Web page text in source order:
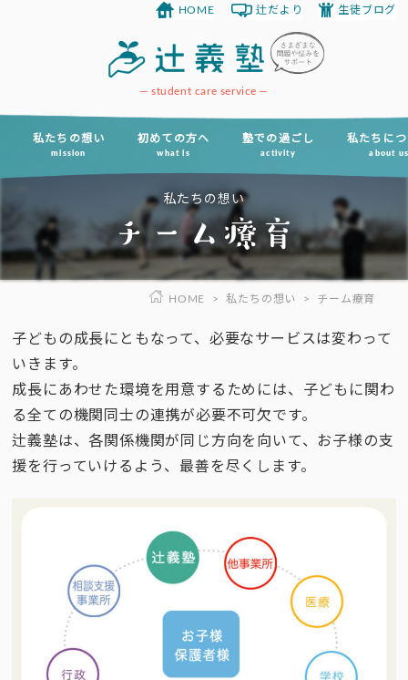
ツ
student care service
私たちの想い
mission
初めての方へ
what is
塾での過ごし
activity
私たちに
about us
HOME 辻だより 生徒ブログ
私たちの想い
チーム療育
HOME > 私たちの想い > チーム療育
子どもの成⾧にともなって、必要なサービスは変わって
いきます。
成長にあわせた環境を用意するためには、子どもに関わ
る全ての機関同士の連携が必要不可欠です。
辻義塾は、各関係機関が同じ方向を向いて、お子様の支
援を行っていけるよう、最善を尽くします。